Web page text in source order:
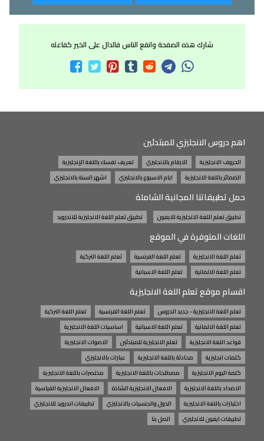
شارك هذه الصفحة وانفع الناس فالدال على الخير كفاعله
اهم دروس الانجليزي للمبتدئين
الحروف الانجليزية الارقام بالانجليزي
تعريف نفسك باللغة الإنجليزية
الضمائر باللغة الانجليزية
ايام الاسبوع بالانجليزي اشهر السنة بالانجليزي
حمل تطبيقاتنا المجانية الشاملة
تطبيق تعلم اللغة الانجليزية للايفون تطبيق تعلم اللغة الانجليزية للاندرويد
اللغات المتوفرة في الموقع
تعلم اللغة الانجليزية تعلم اللغة الفرنسية
تعلم اللغة التركية
تعلم اللغة الالمانية
تعلم اللغة الاسبانية
اقسام موقع تعلم اللغة الانجليزية
تعلم اللغة الانجليزية - جديد الدروس تعلم اللغة الفرنسية
تعلم اللغة التركية
تعلم اللغة الالمانية
تعلم اللغة الاسبانية
اساسيات اللغة الانجليزية
قواعد اللغة الانجليزية
تعلم الانجليزية للمبتدئين
الاصوات الانجليزية
كلمات انجليزية
محادثة باللغة الانجليزية
عبارات بالانجليزي
كلمة اليوم الانجليزية
مصطلحات باللغة الانجليزية
مختصرات باللغة الانجليزية
الاضداد باللغة الانجليزية
الافعال الانجليزية الشاذة
الافعال الانجليزية القياسية
اختبارات باللغة الانجليزية
الدول والجنسيات بالانجليزي
تطبيقات اندرويد للانجليزي
تطبيقات ايفون للانجليزي
اتصل بنا